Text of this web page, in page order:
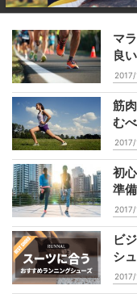
マ
良
筋
む
初
準
ビ
シ